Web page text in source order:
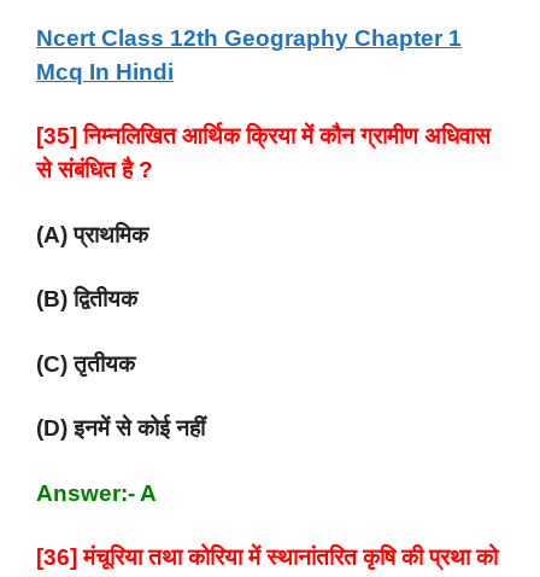
Ncert Class 12th Geography Chapter 1
Mcq In Hindi
[35] निम्नलिखित आर्थिक क्रिया में कौन ग्रामीण अधिवास
से संबंधित है ?
(A) प्राथमिक
(B) द्वितीयक
(C) तृतीयक
(D) इनमें से कोई नहीं
Answer:- A
[36] मंचूरिया तथा कोरिया में स्थानांतरित कृषि की प्रथा को